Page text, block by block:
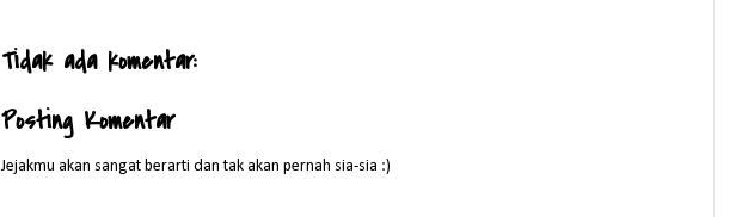
Tidak ada komentar:
Posting Komentar
Jejakmu akan sangat berarti dan tak akan pernah sia-sia :)